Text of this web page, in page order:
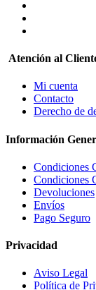
Atención al
Mi cuenta
Contacto
Derecho de
Información
Condiciones
Condiciones
Devoluciones
Envíos
Pago Seguro
Privacidad
Aviso Legal
Política de